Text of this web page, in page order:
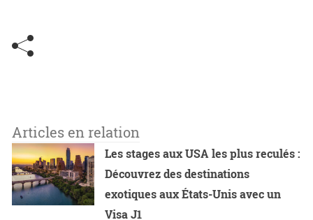
Articles en relation
Les stages aux USA les plus reculés :
Découvrez des destinations
exotiques aux États-Unis avec un
Visa J1